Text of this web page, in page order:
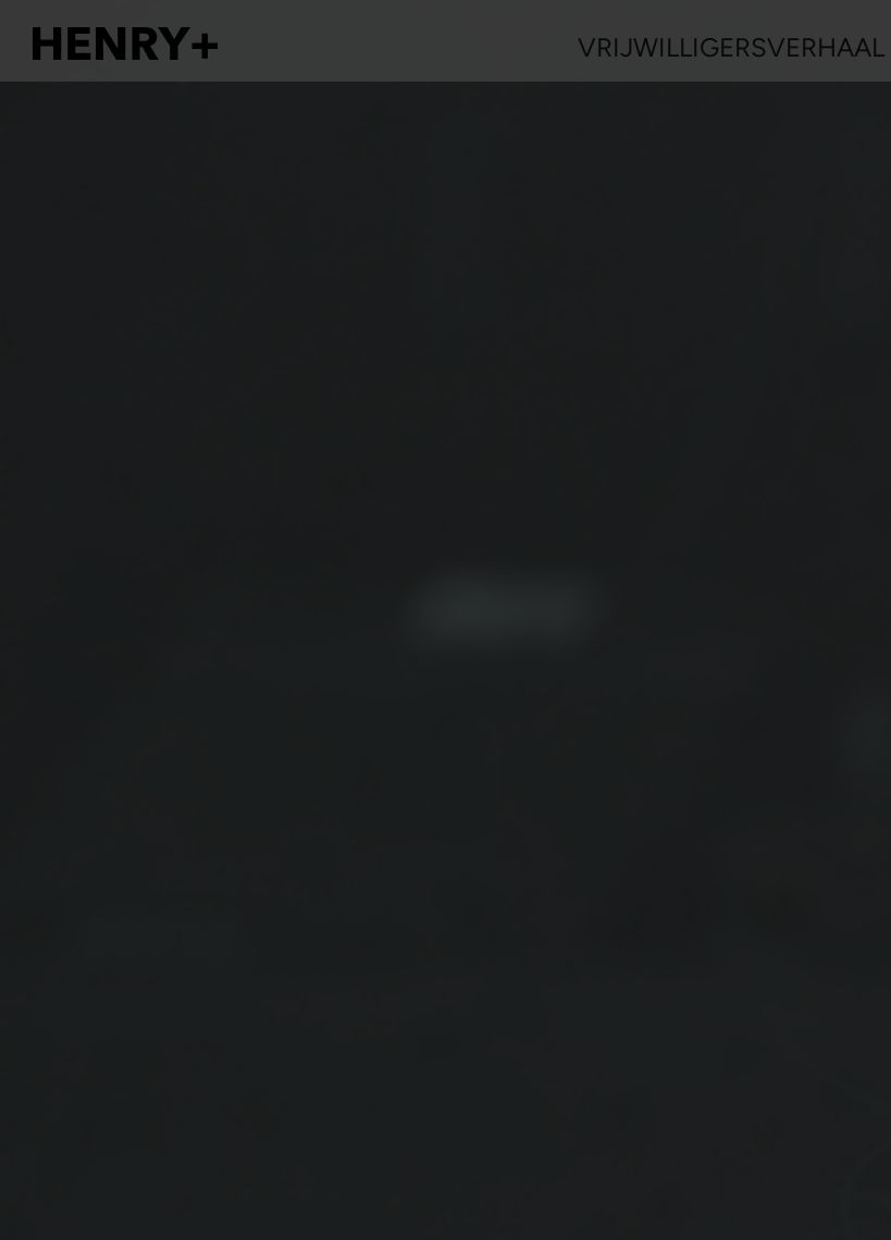
VRIJWILLIGERSVERHAAL